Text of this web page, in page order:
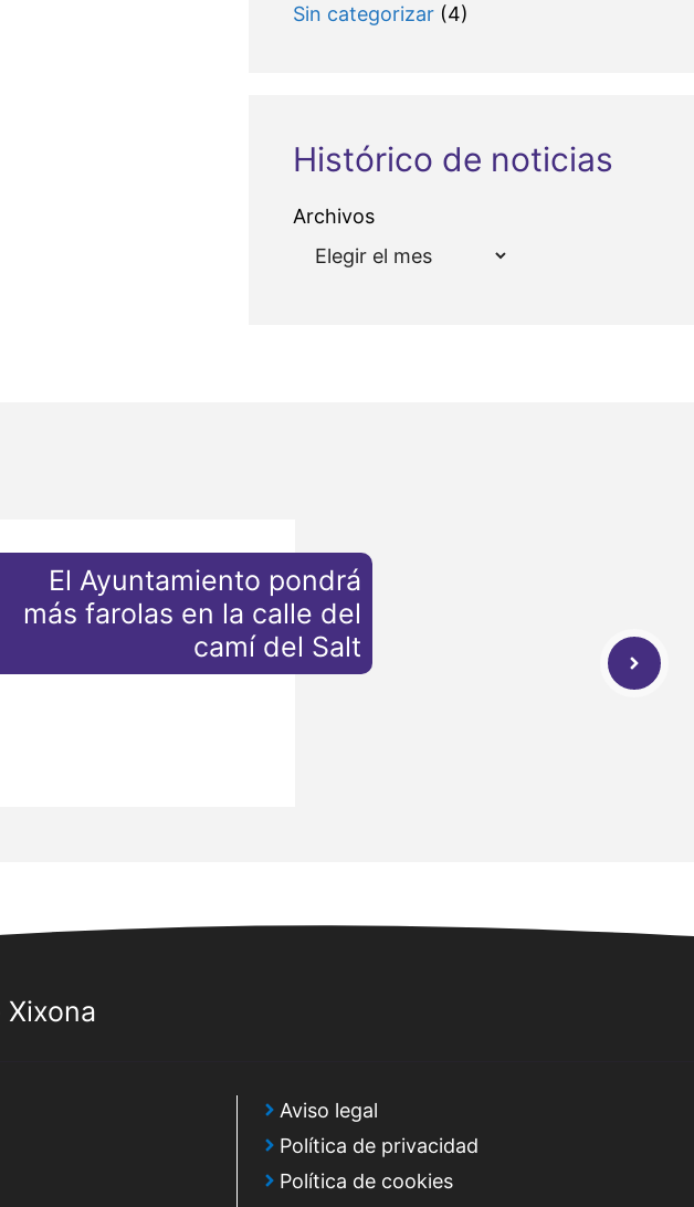
Sin categorizar(4)
Histórico de noticias
Archivos
El Ayuntamiento pondrá
más farolas en la calle del
camí del Salt
Aviso legal
Política de privacidad
Política de cookies